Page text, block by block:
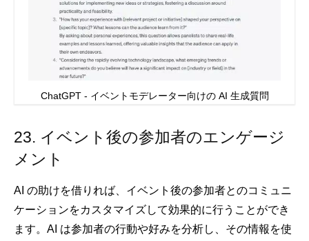
ChatGPT - イベントモデレーター向けの AI 生成質問
23. イベント後の参加者のエンゲージ
メント
AI の助けを借りれば、イベント後の参加者とのコミュニ
ケーションをカスタマイズして効果的に行うことができ
ます。AI は参加者の行動や好みを分析し、その情報を使